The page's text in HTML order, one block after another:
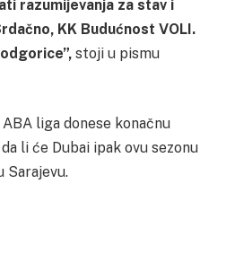
razumijevanja za stav i
KK Budućnost VOLI.
stoji u pismu
liga donese konačnu
li će Dubai ipak ovu sezonu
Sarajevu.